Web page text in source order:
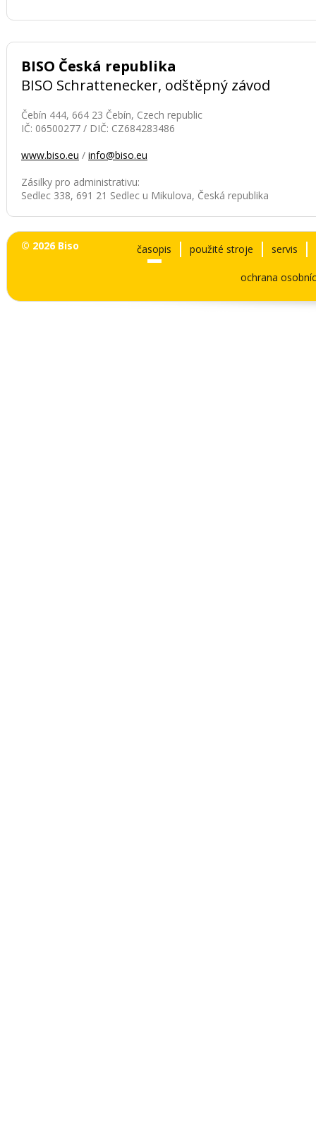
BISO Česká republika
BISO Schrattenecker, odštěpný závod
Čebín 444, 664 23 Čebín, Czech republic
IČ: 06500277 / DIČ: CZ684283486
www.biso.eu / info@biso.eu
Zásilky pro administrativu:
Sedlec 338, 691 21 Sedlec u Mikulova, Česká republika
© 2026 Biso časopis použité stroje servis
ochrana